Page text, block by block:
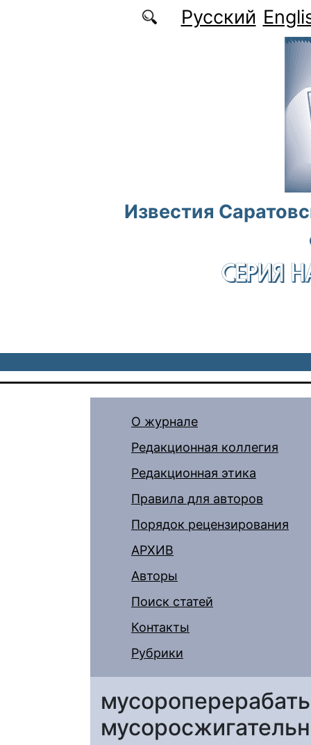
Перейти к основному содержаниюРусский
Известия
СЕРИЯ
О журнале
Редакционная коллегия
Редакционная этика
Правила для авторов
Порядок рецензирования
АРХИВ
Авторы
Поиск статей
Контакты
Рубрики